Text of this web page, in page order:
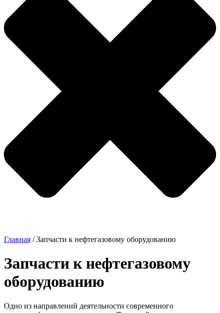
Главная / Запчасти к нефтегазовому оборудованию
Запчасти к нефтегазовому
оборудованию
Одно из направлений деятельности современного